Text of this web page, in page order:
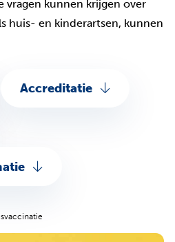
vragen kunnen krijgen over
huis- en kinderartsen, kunnen
Accreditatie